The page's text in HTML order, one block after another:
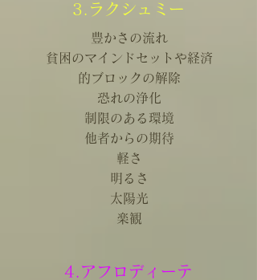
3.ラクシュミー
豊かさの流れ
貧困のマインドセットや経済
的ブロックの解除
恐れの浄化
制限のある環境
他者からの期待
軽さ
明るさ
太陽光
楽観
4.アフロディーテ